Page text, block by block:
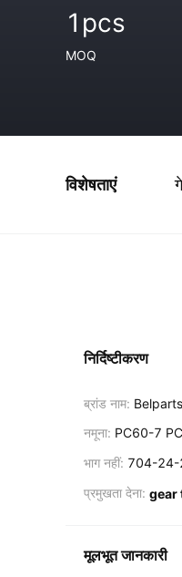
1pcs
MOQ
विशेषताएं
निर्दिष्टीकरण
ब्रांड नाम: Belparts
नमूना: PC60-7
भाग नहीं: 704-24-
प्रमुखता देना: gear
मूलभूत जानकारी